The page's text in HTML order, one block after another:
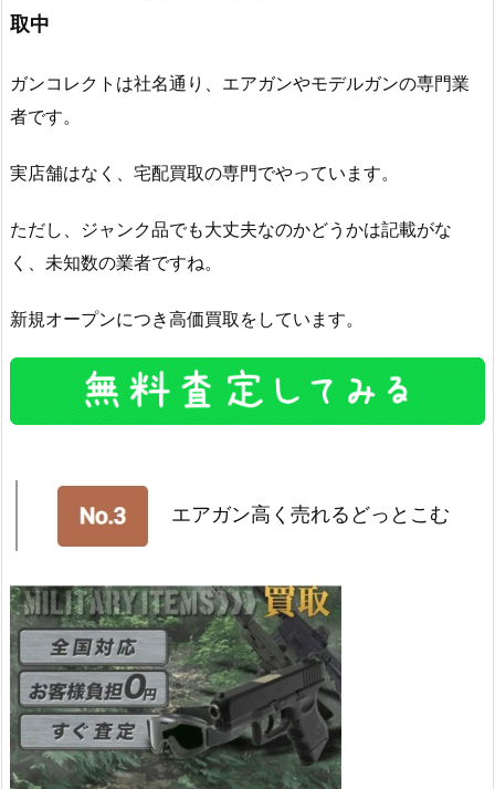
取中
ガンコレクトは社名通り、エアガンやモデルガンの専門業
者です。
実店舗はなく、宅配買取の専門でやっています。
ただし、ジャンク品でも大丈夫なのかどうかは記載がな
く、未知数の業者ですね。
新規オープンにつき高価買取をしています。
エアガン高く売れるどっとこむ